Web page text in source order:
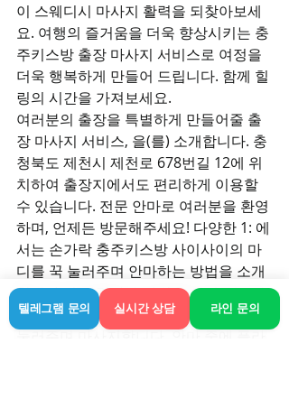
이 스웨디시 마사지 활력을 되찾아보세
요. 여행의 즐거움을 더욱 향상시키는 충
주키스방 출장 마사지 서비스로 여정을
더욱 행복하게 만들어 드립니다. 함께 힐
링의 시간을 가져보세요.
여러분의 출장을 특별하게 만들어줄 출
장 마사지 서비스, 을(를) 소개합니다. 충
청북도 제천시 제천로 678번길 12에 위
치하여 출장지에서도 편리하게 이용할
수 있습니다. 전문 안마로 여러분을 환영
하며, 언제든 방문해주세요! 다양한 1: 에
서는 손가락 충주키스방 사이사이의 마
디를 꾹 눌러주며 안마하는 방법을 소개
합니다. 손가락과 손가락을 이어주는 뼈
주변을 최소 3초에서 최대 6초 정도 꾹
눌러주며 마사지합니다. 안마 중에 플라
텔레그램 문의 실시간 상담 라인 문의